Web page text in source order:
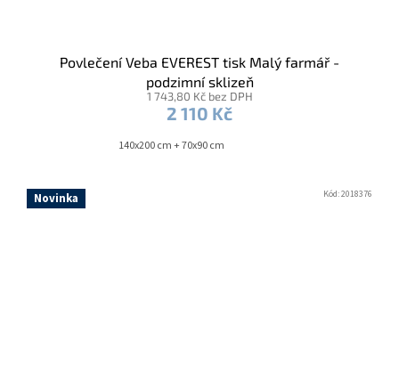
Povlečení Veba EVEREST tisk Malý farmář -
podzimní sklizeň
1 743,80 Kč bez DPH
2 110 Kč
140x200 cm + 70x90 cm
Novinka Kód:2018376